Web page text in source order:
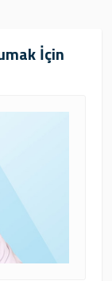
İçin